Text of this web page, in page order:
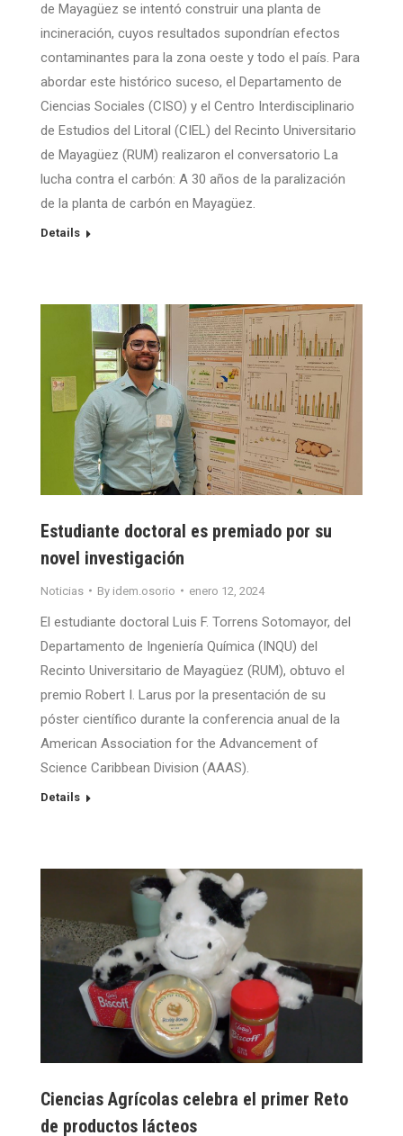
de Mayagüez se intentó construir una planta de
incineración, cuyos resultados supondrían efectos
contaminantes para la zona oeste y todo el país. Para
abordar este histórico suceso, el Departamento de
Ciencias Sociales (CISO) y el Centro Interdisciplinario
de Estudios del Litoral (CIEL) del Recinto Universitario
de Mayagüez (RUM) realizaron el conversatorio La
lucha contra el carbón: A 30 años de la paralización
de la planta de carbón en Mayagüez.
Details
Estudiante doctoral es premiado por su
novel investigación
Noticias By idem.osorio enero 12, 2024
El estudiante doctoral Luis F. Torrens Sotomayor, del
Departamento de Ingeniería Química (INQU) del
Recinto Universitario de Mayagüez (RUM), obtuvo el
premio Robert I. Larus por la presentación de su
póster científico durante la conferencia anual de la
American Association for the Advancement of
Science Caribbean Division (AAAS).
Details
Ciencias Agrícolas celebra el primer Reto
de productos lácteos